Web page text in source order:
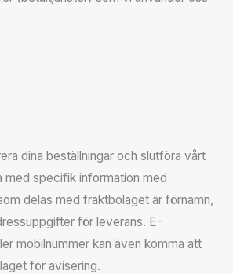
dina beställningar och slutföra vårt
med specifik information med
delas med fraktbolaget är förnamn,
för leverans. E-
mobilnummer kan även komma att
för avisering.